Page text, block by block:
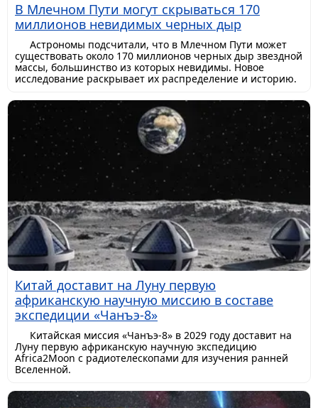
В Млечном Пути могут скрываться 170
миллионов невидимых черных дыр
Астрономы подсчитали, что в Млечном Пути может
существовать около 170 миллионов черных дыр звездной
массы, большинство из которых невидимы. Новое
исследование раскрывает их распределение и историю.
Китай доставит на Луну первую
африканскую научную миссию в составе
экспедиции «Чанъэ-8»
Китайская миссия «Чанъэ-8» в 2029 году доставит на
Луну первую африканскую научную экспедицию
Africa2Moon с радиотелескопами для изучения ранней
Вселенной.